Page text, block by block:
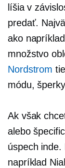
líšia v
predať.
ako
množstvo
Nordstrom
módu,
Ak však
alebo
úspech inde.
napríklad